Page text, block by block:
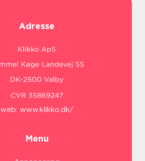
Adresse
web: www.klikko.dk/
Menu